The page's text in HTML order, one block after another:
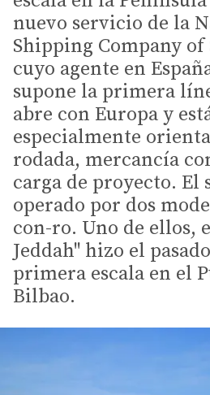
nuevo servicio de la
Shipping Company
cuyo agente en
supone la primera
abre con Europa y
especialmente
rodada, mercancía
carga de proyecto. El
operado por dos
con-ro. Uno de ellos,
Jeddah" hizo el
primera escala en el
Bilbao.